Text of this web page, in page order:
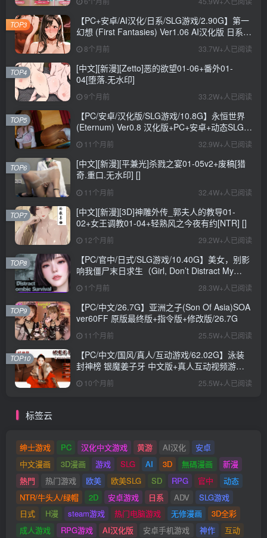
+CV+6.6G
【PC+安卓/AI汉化/日系/SLG游戏/2.90G】第一
幻想 (First Fantasies) Ver1.06 AI汉化版 日系
SLG游戏+2.90G
8个月前 33.7W+人已阅读
TOP3
[中文][新漫][Zetto]恶的欲望01-06+番外01-
04[堕落.无水印]
9个月前 33.2W+人已阅读
TOP4
【PC/安卓/汉化版/SLG游戏/10.8G】永恒世界
(Eternum) Ver0.8 汉化版+PC+安卓+动态SLG游
戏+10.8G
11个月前 32.9W+人已阅读
TOP5
[中文][新漫][平兼光]杀戮之宴01-05v2+废稿[猎
奇.重口.无水印] []
11个月前 32.4W+人已阅读
TOP6
[中文][新漫][3D]神雕外传_郭夫人的教导01-
02+女王调教01-04+轻熟风之今夜有约[NTR] []
12个月前 29.2W+人已阅读
TOP7
【PC/官中/日式/SLG游戏/10.40G】美女，别影
响我僵尸末日求生（Girl, Don’t Distract My
Zombie Survival）官中步兵版+日式SLG游戏
+10.40G
1个月前 28.3W+人已阅读
TOP8
【PC/中文/26.7G】亚洲之子(Son Of Asia)SOA
ver60FF 原版最终版+指令版+修改版/26.7G
11个月前 25.5W+人已阅读
TOP9
【PC/中文/国风/真人/互动游戏/62.02G】泳装
封神榜 银魔姜子牙 中文版+真人互动视频游戏
+62.02G
10个月前 25.5W+人已阅读
TOP10
标签云
绅士游戏 PC 汉化中文游戏 黄游 AI汉化
安卓
中文漫画
3D漫画 游戏 SLG AI 3D 無碼漫画
新漫
熱門
热门游戏 欧美 欧美SLG SD RPG 官中
动态
NTR/牛头人/绿帽
2D 安卓游戏 日系 ADV
SLG游戏
日式
H漫 steam游戏 热门电脑游戏 无修漫画
3D全彩
成人游戏
RPG游戏 AI汉化版 安卓手机游戏 神作 互动